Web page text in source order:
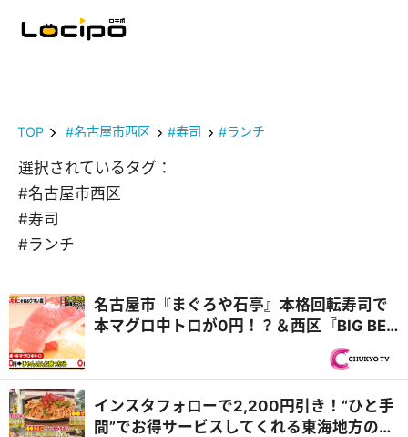
TOP #名古屋市西区 #寿司 #ランチ
選択されているタグ：
#名古屋市西区
#寿司
#ランチ
名古屋市『まぐろや石亭』本格回転寿司で
本マグロ中トロが0円！？＆西区『BIG BEN
DINER』自家製バンズの肉汁たっぷりバー
インスタフォローで2,200円引き！“ひと手
間”でお得サービスしてくれる東海地方のグ